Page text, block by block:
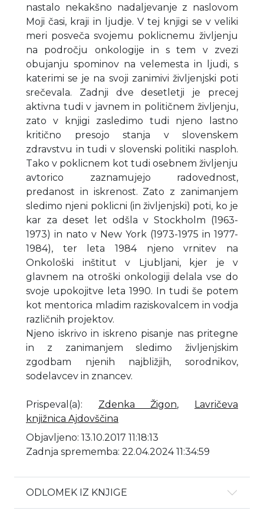
nastalo nekakšno nadaljevanje z naslovom
Moji časi, kraji in ljudje. V tej knjigi se v veliki
meri posveča svojemu poklicnemu življenju
na področju onkologije in s tem v zvezi
obujanju spominov na velemesta in ljudi, s
katerimi se je na svoji zanimivi življenjski poti
srečevala. Zadnji dve desetletji je precej
aktivna tudi v javnem in političnem življenju,
zato v knjigi zasledimo tudi njeno lastno
kritično presojo stanja v slovenskem
zdravstvu in tudi v slovenski politiki nasploh.
Tako v poklicnem kot tudi osebnem življenju
avtorico zaznamujejo radovednost,
predanost in iskrenost. Zato z zanimanjem
sledimo njeni poklicni (in življenjski) poti, ko je
kar za deset let odšla v Stockholm (1963-
1973) in nato v New York (1973-1975 in 1977-
1984), ter leta 1984 njeno vrnitev na
Onkološki inštitut v Ljubljani, kjer je v
glavnem na otroški onkologiji delala vse do
svoje upokojitve leta 1990. In tudi še potem
kot mentorica mladim raziskovalcem in vodja
različnih projektov.
Njeno iskrivo in iskreno pisanje nas pritegne
in z zanimanjem sledimo življenjskim
zgodbam njenih najbližjih, sorodnikov,
sodelavcev in znancev.
Prispeval(a): Zdenka Žigon,
Lavričeva
knjižnica Ajdovščina
Objavljeno: 13.10.2017 11:18:13
Zadnja sprememba: 22.04.2024 11:34:59
ODLOMEK IZ KNJIGE